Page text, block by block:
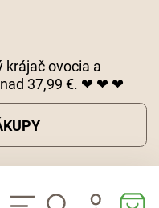
krájač ovocia a
nad 37,99 €. ❤ ❤ ❤